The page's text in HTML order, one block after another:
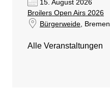
15. August 2026
Broilers Open Airs 2026
Bürgerweide, Bremen
Alle Veranstaltungen